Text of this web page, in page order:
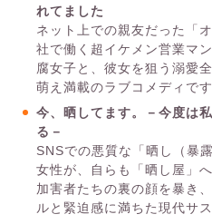
れてました
ネット上での親友だった「
社で働く超イケメン営業マ
腐女子と、彼女を狙う溺愛
萌え満載のラブコメディです
今、晒してます。－今度は
る－
SNSでの悪質な「晒し（暴
女性が、自らも「晒し屋」
加害者たちの裏の顔を暴き
ルと緊迫感に満ちた現代サ